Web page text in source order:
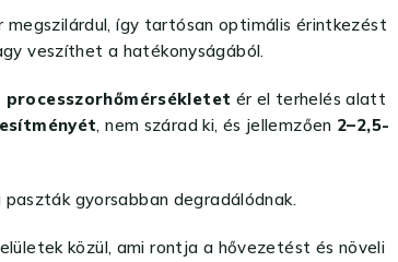
így tartósan optimális érintkezést
veszíthet a hatékonyságából.
processzorhőmérsékletet ér el terhelés alatt
, nem szárad ki, és jellemzően 2–2,5-
gyorsabban degradálódnak.
közül, ami rontja a hővezetést és növeli